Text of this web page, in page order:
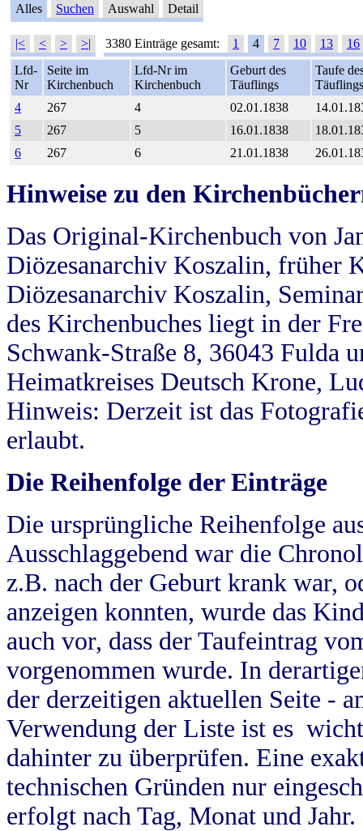
Alles Suchen Auswahl Detail
|< < > >| 3380 Einträge gesamt: 1 4 7 10 13
16
Lfd-
Nr
Seite im
Kirchenbuch
Lfd-Nr im
Kirchenbuch
Geburt des
Täuflings
Taufe
Täuflings
4
267 4 02.01.1838
5
267 5 16.01.1838
6
267 6 21.01.1838
Hinweise zu den
Das Original-Kirchenbuch von
Diözesanarchiv Koszalin, früher
Diözesanarchiv Koszalin,
des Kirchenbuches liegt in der
Schwank-Straße 8, 36043 Fulda
Heimatkreises Deutsch Krone,
Hinweis: Derzeit ist das
erlaubt.
Die Reihenfolge der Einträge
Die ursprüngliche Reihenfolge
Ausschlaggebend war die
z.B. nach der Geburt krank war,
anzeigen konnten, wurde das
auch vor, dass der Taufeintrag
vorgenommen wurde. In
der derzeitigen aktuellen Seite -
Verwendung der Liste ist es
dahinter zu überprüfen. Eine
technischen Gründen nur
erfolgt nach Tag, Monat und Jahr.